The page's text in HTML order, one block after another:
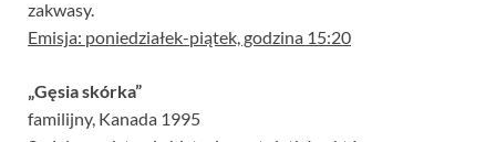
zakwasy.
Emisja: poniedziałek-piątek, godzina 15:20
„Gęsia skórka”
familijny, Kanada 1995